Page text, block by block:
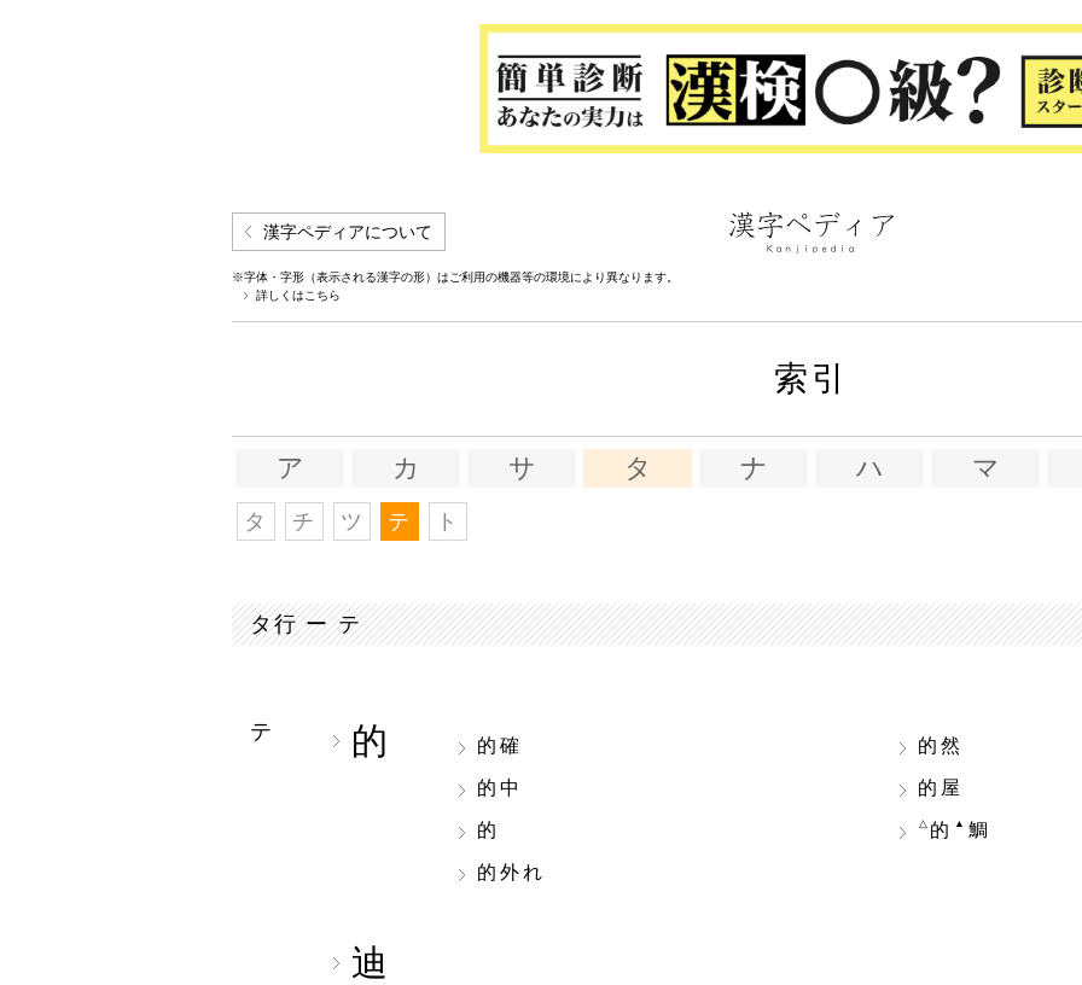
漢字ペディアについて
※字体・字形（表示される漢字の形）はご利用の機器等の環境により異なります。
詳しくはこちら
索引
ア カ サ タ ナ ハ マ
タ チ ツ テ ト
タ行 ー テ
テ 的 的確
的然
的中
的屋
的
△的 ▲ 鯛
的外れ
迪